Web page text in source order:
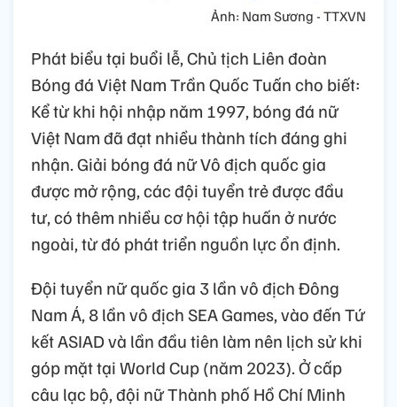
Ảnh: Nam Sương - TTXVN
Phát biểu tại buổi lễ, Chủ tịch Liên đoàn
Bóng đá Việt Nam Trần Quốc Tuấn cho biết:
Kể từ khi hội nhập năm 1997, bóng đá nữ
Việt Nam đã đạt nhiều thành tích đáng ghi
nhận. Giải bóng đá nữ Vô địch quốc gia
được mở rộng, các đội tuyển trẻ được đầu
tư, có thêm nhiều cơ hội tập huấn ở nước
ngoài, từ đó phát triển nguồn lực ổn định.
Đội tuyển nữ quốc gia 3 lần vô địch Đông
Nam Á, 8 lần vô địch SEA Games, vào đến Tứ
kết ASIAD và lần đầu tiên làm nên lịch sử khi
góp mặt tại World Cup (năm 2023). Ở cấp
câu lạc bộ, đội nữ Thành phố Hồ Chí Minh